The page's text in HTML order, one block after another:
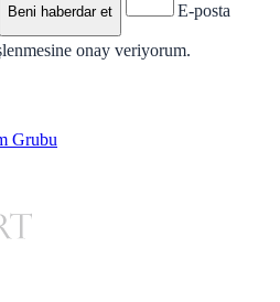
Beni haberdar et E-posta
onay veriyorum.
Grubu